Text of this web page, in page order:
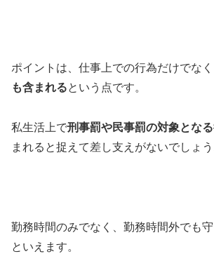
ポイントは、仕事上での行為だけでなく
も含まれるという点です。
私生活上で刑事罰や民事罰の対象とな
まれると捉えて差し支えがないでしょう
勤務時間のみでなく、勤務時間外でも
といえます。